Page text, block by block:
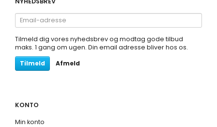
Email-
adresse
Tilmeld dig vores nyhedsbrev og modtag gode tilbud
maks. 1 gang om ugen. Din email adresse bliver hos os.
Tilmeld
Afmeld
KONTO
Min konto